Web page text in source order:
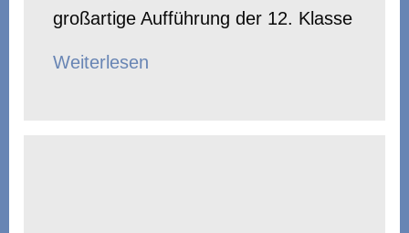
großartige Aufführung der 12. Klasse
Weiterlesen